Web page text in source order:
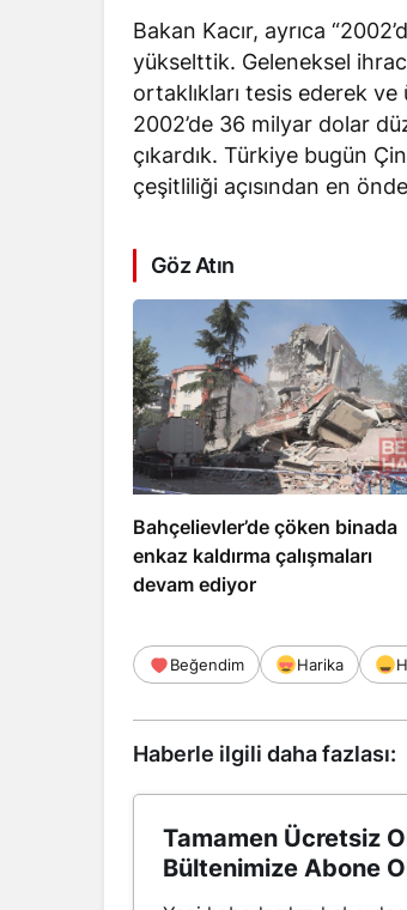
Bakan Kacır, ayrıca
yükselttik. Geleneksel
ortaklıkları tesis ederek
2002’de 36 milyar dolar
çıkardık. Türkiye bugün
çeşitliliği açısından en
Göz Atın
Bahçelievler’de çöken binada
enkaz kaldırma çalışmaları
devam ediyor
Beğendim Harika
Haberle ilgili daha fazlası:
Tamamen Ücretsiz
Bültenimize Abone